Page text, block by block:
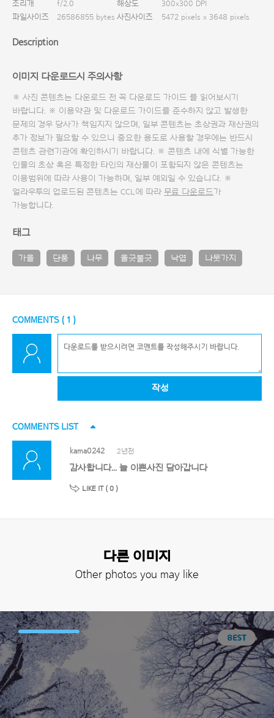
조리개
f/2.0 해상도
300x300 DPI
파일사이즈
26586855 bytes 사진사이즈 5472 pixels x 3648 pixels
Description
이미지 다운로드시 주의사항
※ 사진 콘텐츠는 다운로드 전 꼭 다운로드 가이드 를 읽어보시기
바랍니다. ※ 이용약관 및 다운로드 가이드를 준수하지 않고 발생한
문제의 경우 당사가 책임지지 않으며, 일부 콘텐츠는 초상권과 재산권의
추가 정보가 필요할 수 있으니 중요한 용도로 사용할 경우에는 반드시
콘텐츠 관련기관에 확인하시기 바랍니다. ※ 콘텐츠 내에 식별 가능한
인물의 초상 혹은 특정한 타인의 재산물이 포함되지 않은 콘텐츠는
이용범위에 따라 사용이 가능하며, 일부 예외일 수 있습니다. ※
얼라우투의 업로드된 콘텐츠는 CCL에 따라 무료 다운로드가
가능합니다.
태그
가을 단풍 나무 울긋불긋 낙엽 나뭇가지
COMMENTS ( 1 )
작성
COMMENTS LIST
kama0242 2년전
감사합니다... 늘 이쁜사진 담아갑니다
LIKE IT ( 0 )
다른 이미지
Other photos you may like